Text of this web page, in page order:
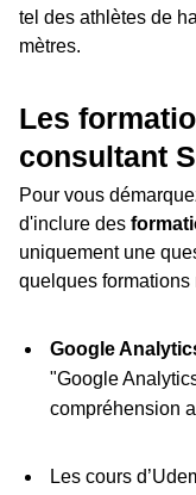
tel des athlètes de
mètres.
Les
consultant
Pour vous
d'inclure des
uniquement une
quelques formations
Google
"Google
compréhension
Les cours